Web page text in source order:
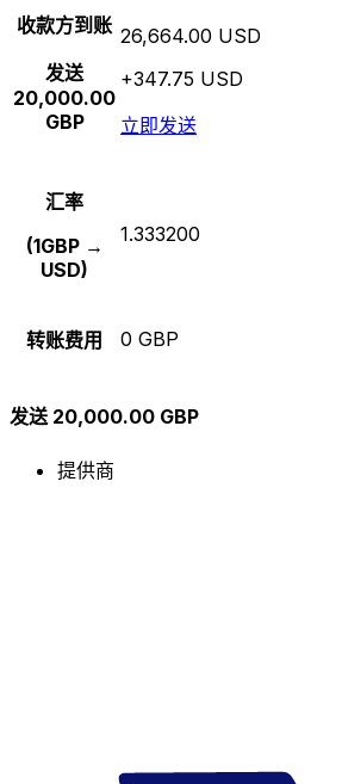
收款方到账
发送
20,000.00
GBP
26,664.00 USD
+347.75 USD
立即发送
汇率
(1GBP →
USD)
1.333200
转账费用 0 GBP
发送 20,000.00 GBP
提供商